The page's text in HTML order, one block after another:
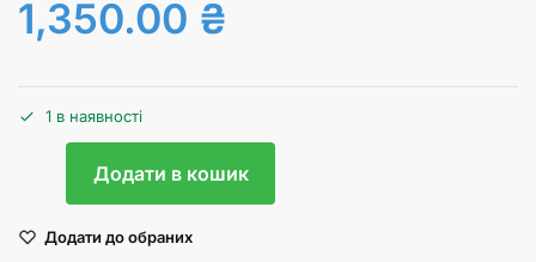
1,350.00 ₴
1 в наявності
Додати в кошик
Додати до обраних